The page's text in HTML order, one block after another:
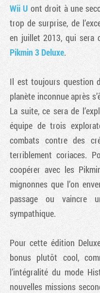
Wii U ont droit à une
trop de surprise, de
en juillet 2013, qui sera
Pikmin 3 Deluxe.
Il est toujours question
planète inconnue après
La suite, ce sera de
équipe de trois
combats contre des
terriblement coriaces.
coopérer avec les
mignonnes que l’on
passage ou vaincre
sympathique.
Pour cette édition
bonus plutôt cool,
l’intégralité du mode
nouvelles missions